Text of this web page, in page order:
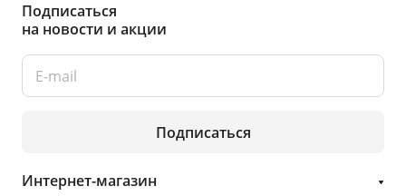
Подписаться
на новости и акции
Подписаться
Интернет-магазин